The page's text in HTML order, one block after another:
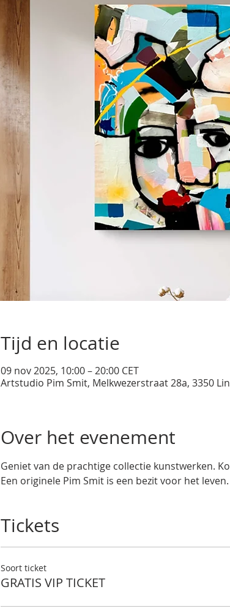
Tijd en locatie
09 nov 2025, 10:00 – 20:00 CET
Artstudio Pim Smit, Melkwezerstraat 28a, 3350
Over het evenement
Geniet van de prachtige collectie kunstwerken.
Een originele Pim Smit is een bezit voor het
Tickets
Soort ticket
GRATIS VIP TICKET